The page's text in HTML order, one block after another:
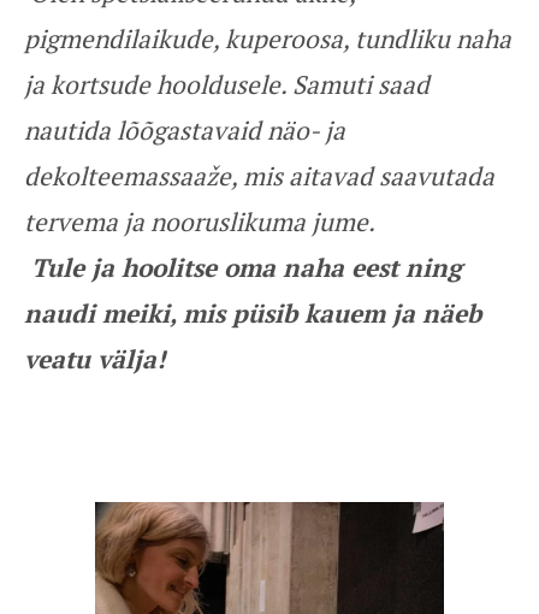
pigmendilaikude, kuperoosa, tundliku naha
ja kortsude hooldusele. Samuti saad
nautida lõõgastavaid näo- ja
dekolteemassaaže, mis aitavad saavutada
tervema ja nooruslikuma jume.
Tule ja hoolitse oma naha eest ning
naudi meiki, mis püsib kauem ja näeb
veatu välja!